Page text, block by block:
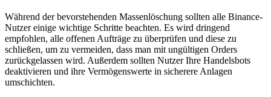
Während der bevorstehenden Massenlöschung sollten alle Binance-
Nutzer einige wichtige Schritte beachten. Es wird dringend
empfohlen, alle offenen Aufträge zu überprüfen und diese zu
schließen, um zu vermeiden, dass man mit ungültigen Orders
zurückgelassen wird. Außerdem sollten Nutzer Ihre Handelsbots
deaktivieren und ihre Vermögenswerte in sicherere Anlagen
umschichten.